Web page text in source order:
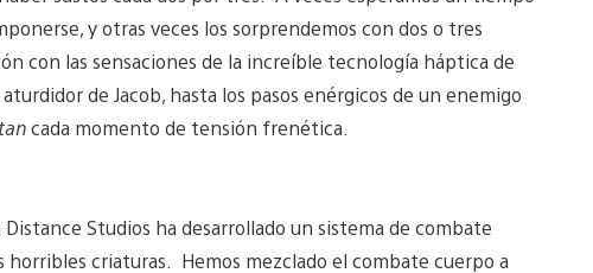
y otras veces los sorprendemos con dos o tres
con las sensaciones de la increíble tecnología háptica de
de Jacob, hasta los pasos enérgicos de un enemigo
cada momento de tensión frenética.
Studios ha desarrollado un sistema de combate
horribles criaturas. Hemos mezclado el combate cuerpo a